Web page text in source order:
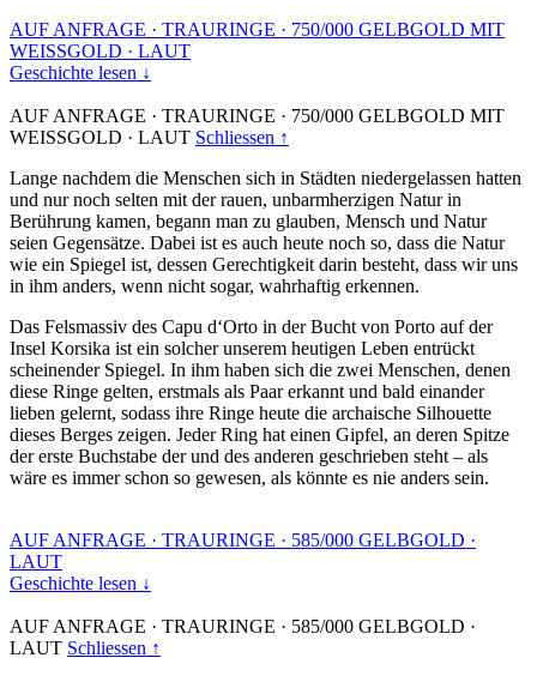
AUF ANFRAGE · TRAURINGE · 750/000 GELBGOLD MIT
WEISSGOLD · LAUT
Geschichte lesen ↓
AUF ANFRAGE · TRAURINGE · 750/000 GELBGOLD MIT
WEISSGOLD · LAUT Schliessen ↑
Lange nachdem die Menschen sich in Städten niedergelassen hatten
und nur noch selten mit der rauen, unbarmherzigen Natur in
Berührung kamen, begann man zu glauben, Mensch und Natur
seien Gegensätze. Dabei ist es auch heute noch so, dass die Natur
wie ein Spiegel ist, dessen Gerechtigkeit darin besteht, dass wir uns
in ihm anders, wenn nicht sogar, wahrhaftig erkennen.
Das Felsmassiv des Capu d‘Orto in der Bucht von Porto auf der
Insel Korsika ist ein solcher unserem heutigen Leben entrückt
scheinender Spiegel. In ihm haben sich die zwei Menschen, denen
diese Ringe gelten, erstmals als Paar erkannt und bald einander
lieben gelernt, sodass ihre Ringe heute die archaische Silhouette
dieses Berges zeigen. Jeder Ring hat einen Gipfel, an deren Spitze
der erste Buchstabe der und des anderen geschrieben steht – als
wäre es immer schon so gewesen, als könnte es nie anders sein.
AUF ANFRAGE · TRAURINGE · 585/000 GELBGOLD ·
LAUT
Geschichte lesen ↓
AUF ANFRAGE · TRAURINGE · 585/000 GELBGOLD ·
LAUT Schliessen ↑